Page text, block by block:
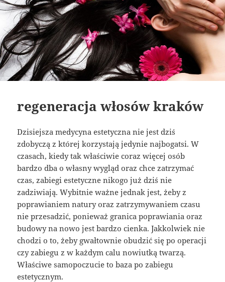
regeneracja włosów kraków
Dzisiejsza medycyna estetyczna nie jest dziś
zdobyczą z której korzystają jedynie najbogatsi. W
czasach, kiedy tak właściwie coraz więcej osób
bardzo dba o własny wygląd oraz chce zatrzymać
czas, zabiegi estetyczne nikogo już dziś nie
zadziwiają. Wybitnie ważne jednak jest, żeby z
poprawianiem natury oraz zatrzymywaniem czasu
nie przesadzić, ponieważ granica poprawiania oraz
budowy na nowo jest bardzo cienka. Jakkolwiek nie
chodzi o to, żeby gwałtownie obudzić się po operacji
czy zabiegu z w każdym calu nowiutką twarzą.
Właściwe samopoczucie to baza po zabiegu
estetycznym.